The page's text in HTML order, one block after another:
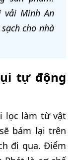
vải Minh An
cho nhà
tự động
lọc làm từ vật
bám lại trên
đi qua. Điểm